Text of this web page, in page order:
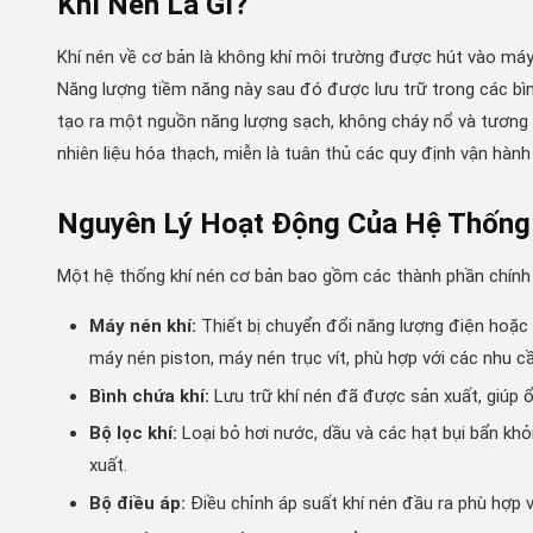
Khí nén về cơ bản là không khí môi trường được hút vào
Năng lượng tiềm năng này sau đó được lưu trữ trong các
tạo ra một nguồn năng lượng sạch, không cháy nổ và
nhiên liệu hóa thạch, miễn là tuân thủ các quy định vận
Nguyên Lý Hoạt Động Của Hệ
Một hệ thống khí nén cơ bản bao gồm các thành phần
Máy nén khí: Thiết bị chuyển đổi năng lượng điện
máy nén piston, máy nén trục vít, phù hợp với các nhu
Bình chứa khí: Lưu trữ khí nén đã được sản xuất, giúp
Bộ lọc khí: Loại bỏ hơi nước, dầu và các hạt bụi bẩn
xuất.
Bộ điều áp: Điều chỉnh áp suất khí nén đầu ra phù